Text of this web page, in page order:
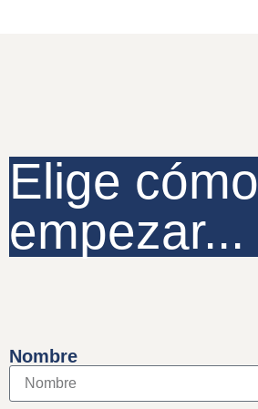
Elige cómo
empezar...
Nombre